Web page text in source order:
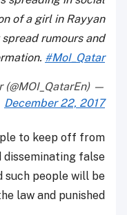
of a girl in Rayyan
rumours and
#MoI_Qatar
— Ministry of Interior (@MOI_QatarEn)
December 22, 2017
to keep off from
disseminating false
such people will be
law and punished.